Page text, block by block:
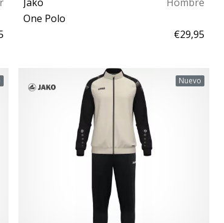
One Polo
€29,95
S M L XL XXL 3XL Nuevo